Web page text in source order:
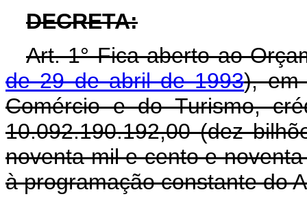
DECRETA:
Art. 1° Fica aberto ao
de 29 de abril de 1993), em
Comércio e do Turismo,
10.092.190.192,00 (dez
noventa mil e cento e
à programação constante do